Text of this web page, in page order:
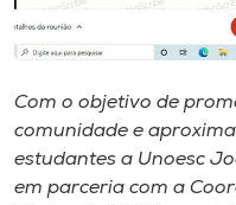
Rádio
Unoesc
Store
Com o objetivo de
comunidade e
estudantes a Unoesc
em parceria com a